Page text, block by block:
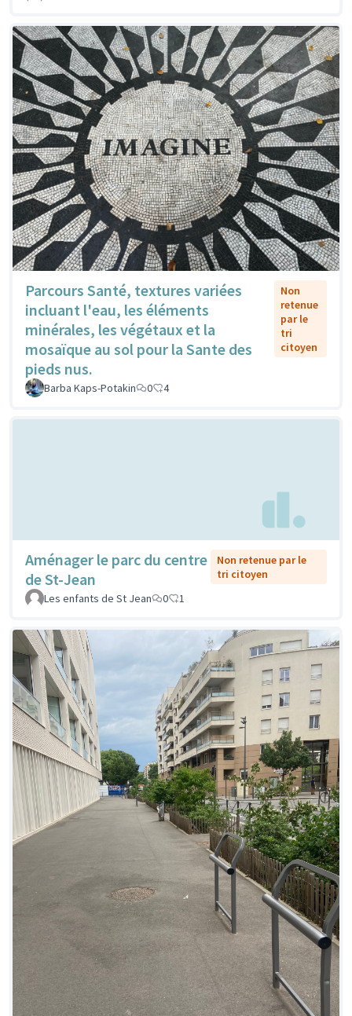
Parcours Santé, textures variées
incluant l'eau, les éléments
minérales, les végétaux et la
mosaïque au sol pour la Sante des
pieds nus.
Non
retenue
par le
tri
citoyen
Barba Kaps-Potakin 0 4
Aménager le parc du centre
de St-Jean
Non retenue par le
tri citoyen
Les enfants de St Jean
0 1